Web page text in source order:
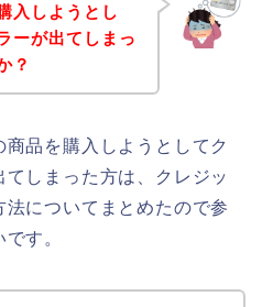
入しようとし
ーが出てしまっ
？
品を購入しようとしてク
しまった方は、クレジッ
法についてまとめたので参
す。